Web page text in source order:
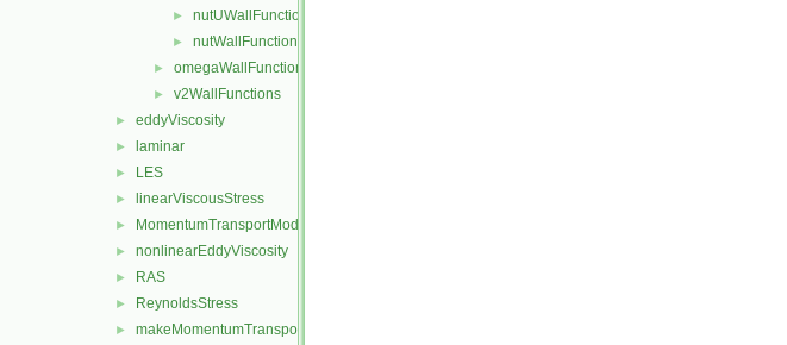
► nutUWallFunction
► nutWallFunction
► omegaWallFunctions
► v2WallFunctions
► eddyViscosity
► laminar
► LES
► linearViscousStress
► MomentumTransportModel
► nonlinearEddyViscosity
► RAS
► ReynoldsStress
► makeMomentumTransportModel.H